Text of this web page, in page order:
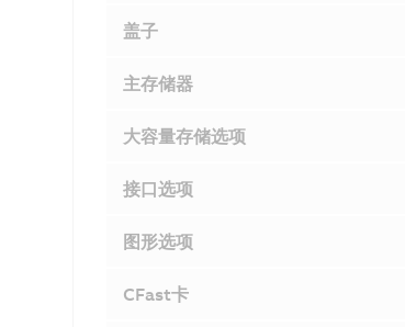
盖子
主存储器
大容量存储选项
接口选项
图形选项
CFast卡